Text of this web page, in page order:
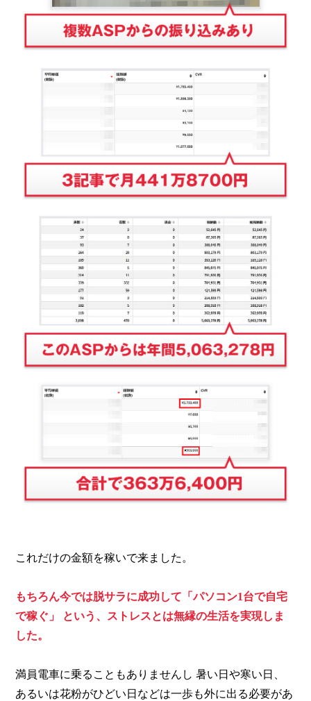
これだけの金額を稼いで来ました。
もちろん今では脱サラに成功して「パソコン1台で自宅
で稼ぐ」
という、ストレスとは無縁の生活を実現しま
した。
満員電車に乗ることもありませんし 暑い日や寒い日、
あるいは花粉がひどい日などは一歩も外に出る必要があ